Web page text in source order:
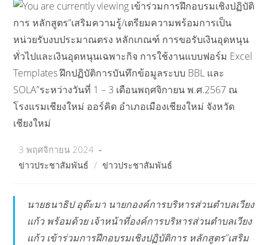
Post
published:
3 พฤศจิกายน 2024
Post
ข่าวประชาสัมพันธ์ / ข่าวประชาสัมพันธ์
นายธนาธิป อุต๊ะมา นายกองค์การบริหารส่วนตำบลเวียง
แก้ว พร้อมด้วย เจ้าหน้าที่องค์การบริหารส่วนตำบลเวียง
แก้ว เข้าร่วมการฝึกอบรมเชิงปฏิบัติการ หลักสูตร”เสริม